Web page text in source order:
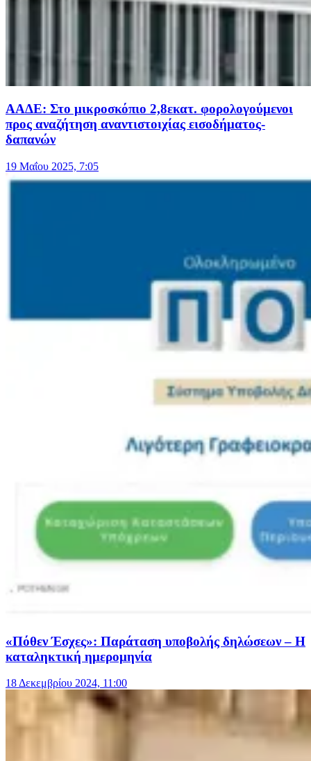
ΑΑΔΕ: Στο μικροσκόπιο 2,8εκατ. φορολογούμενοι
προς αναζήτηση αναντιστοιχίας εισοδήματος-
δαπανών
19 Μαΐου 2025, 7:05
«Πόθεν Έσχες»: Παράταση υποβολής δηλώσεων – Η
καταληκτική ημερομηνία
18 Δεκεμβρίου 2024, 11:00